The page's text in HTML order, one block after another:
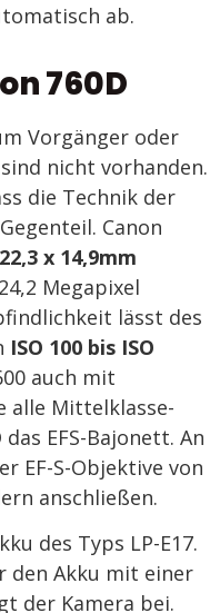
ab.
760D
Vorgänger oder
sind nicht vorhanden.
die Technik der
Canon
22,3 x 14,9mm
Megapixel
lässt des
ISO 100 bis ISO
auch mit
alle Mittelklasse-
das EFS-Bajonett. An
EF-S-Objektive von
anschließen.
des Typs LP-E17.
den Akku mit einer
der Kamera bei.